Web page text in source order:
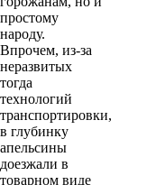
простому
народу.
Впрочем, из-за
неразвитых
тогда
технологий
транспортировки,
в глубинку
апельсины
доезжали в
товарном виде